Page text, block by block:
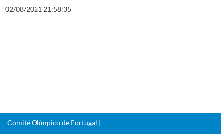
02/08/2021 21:58:35
Comité Olímpico de Portugal |